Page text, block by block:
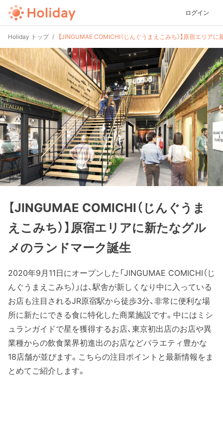
ログイン
Holiday トップ 【JINGUMAE COMICHI（じんぐうまえこみち）】原宿エリア
【JINGUMAE COMICHI（じんぐうま
えこみち）】原宿エリアに新たなグル
メのランドマーク誕生
2020年9月11日にオープンした「JINGUMAE COMICHI（じ
んぐうまえこみち）」は、駅舎が新しくなり中に入っている
お店も注目されるJR原宿駅から徒歩3分、非常に便利な場
所に新たにできる食に特化した商業施設です。中にはミシ
ュランガイドで星を獲得するお店、東京初出店のお店や異
業種からの飲食業界初進出のお店などバラエティ豊かな
18店舗が並びます。こちらの注目ポイントと最新情報をま
とめてご紹介します。